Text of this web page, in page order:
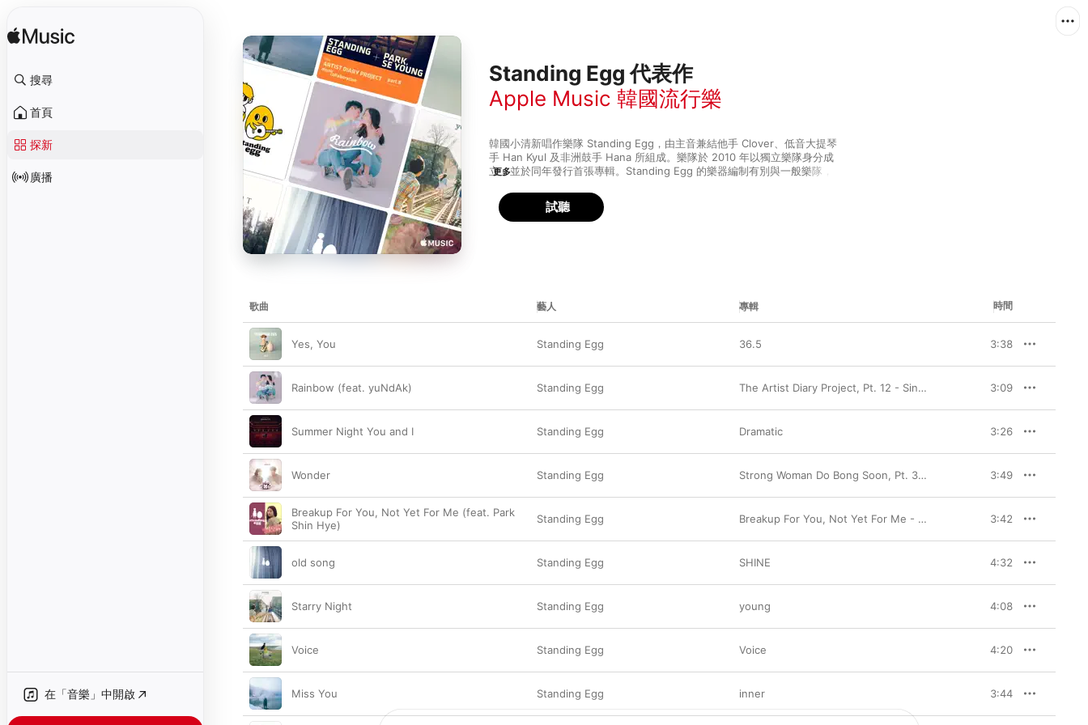
搜尋
首頁
探新
廣播
在「音樂」中開啟
Standing Egg 代表作
Apple Music 韓國流行樂
韓國小清新唱作樂隊 Standing Egg，由主音兼結他手 Clover、低音大提琴
手 Han Kyul 及非洲鼓手 Hana 所組成。樂隊於 2010 年以獨立樂隊身分成
立，並於同年發行首張專輯。Standing Egg 的樂器編制有別與一般樂隊，曲
感。樂隊的作品沒有多餘修飾的簡約音樂，配上由主音溫柔動人的嗓音唱出
的美麗歌詞，讓人彷彿置身微風輕拂的廣闊草原上，將都市壓迫感一掃而
空！在一眾充滿刺激感的韓國流行曲之中，Standing Egg 成為韓流中的一點
更多
試聽
歌曲 藝人 專輯 時間
Yes, You Standing Egg 36.5 3:38
Rainbow (feat. yuNdAk) Standing Egg The Artist Diary Project, Pt. 12 - Single 3:09
Summer Night You and I Standing Egg Dramatic 3:26
Wonder Standing Egg Strong Woman Do Bong Soon, Pt. 3 (Original Television Soundtrack) - Single 3:49
Breakup For You, Not Yet For Me (feat. Park
Shin Hye)
Standing Egg Breakup For You, Not Yet For Me - Single 3:42
old song Standing Egg SHINE 4:32
Starry Night Standing Egg young 4:08
Voice Standing Egg Voice 4:20
Miss You Standing Egg inner 3:44